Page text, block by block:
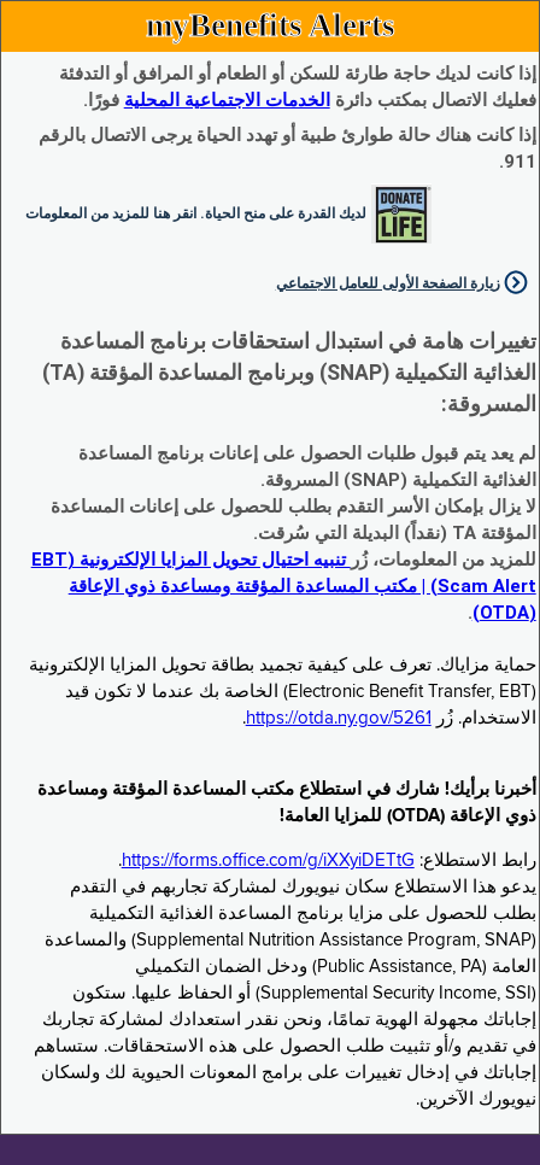
myBenefits Alerts
إذا كانت لديك حاجة طارئة للسكن أو الطعام أو المرافق أو التدفئة
فعليك الاتصال بمكتب دائرة الخدمات الاجتماعية المحلية فورًا.
إذا كانت هناك حالة طوارئ طبية أو تهدد الحياة يرجى الاتصال بالرقم
911.
لديك القدرة على منح الحياة. انقر هنا للمزيد من المعلومات
زيارة الصفحة الأولى للعامل الاجتماعي
تغييرات هامة في استبدال استحقاقات برنامج المساعدة
الغذائية التكميلية (SNAP) وبرنامج المساعدة المؤقتة (TA)
المسروقة:
لم يعد يتم قبول طلبات الحصول على إعانات برنامج المساعدة
الغذائية التكميلية (SNAP) المسروقة.
لا يزال بإمكان الأسر التقدم بطلب للحصول على إعانات المساعدة
المؤقتة TA (نقداً) البديلة التي سُرقت.
للمزيد من المعلومات، زُر
تنبيه احتيال تحويل المزايا الإلكترونية (EBT
Scam Alert) | مكتب المساعدة المؤقتة ومساعدة ذوي الإعاقة
(OTDA)
.
حماية مزاياك. تعرف على كيفية تجميد بطاقة تحويل المزايا الإلكترونية
(Electronic Benefit Transfer, EBT) الخاصة بك عندما لا تكون قيد
الاستخدام. زُر
https://otda.ny.gov/5261
.
أخبرنا برأيك! شارك في استطلاع مكتب المساعدة المؤقتة ومساعدة
ذوي الإعاقة (OTDA) للمزايا العامة!
رابط الاستطلاع: https://forms.office.com/g/iXXyiDETtG
.
يدعو هذا الاستطلاع سكان نيويورك لمشاركة تجاربهم في التقدم
بطلب للحصول على مزايا برنامج المساعدة الغذائية التكميلية
(Supplemental Nutrition Assistance Program, SNAP) والمساعدة
العامة (Public Assistance, PA) ودخل الضمان التكميلي
(Supplemental Security Income, SSI) أو الحفاظ عليها. ستكون
إجاباتك مجهولة الهوية تمامًا، ونحن نقدر استعدادك لمشاركة تجاربك
في تقديم و/أو تثبيت طلب الحصول على هذه الاستحقاقات. ستساهم
إجاباتك في إدخال تغييرات على برامج المعونات الحيوية لك ولسكان
نيويورك الآخرين.